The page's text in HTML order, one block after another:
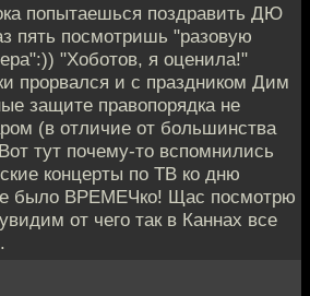
попытаешься поздравить ДЮ
пять посмотришь "разовую
"Хоботов, я оценила!"
прорвался и с праздником Дим
защите правопорядка не
(в отличие от большинства
тут почему-то вспомнились
концерты по ТВ ко дню
было ВРЕМЕЧко! Щас посмотрю
от чего так в Каннах все